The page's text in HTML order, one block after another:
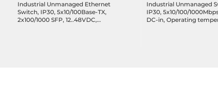
Industrial Unmanaged Ethernet
Switch, IP30, 5x10/100Base-TX,
2x100/1000 SFP, 12..48VDC,
Industrial Unmanaged
IP30, 5x10/100/
DC-in, Operating